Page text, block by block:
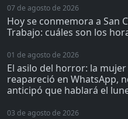
07 de agosto de 2026
Hoy se conmemora a San
Trabajo: cuáles son los
01 de agosto de 2026
El asilo del horror: la
reapareció en WhatsApp,
anticipó que hablará el
03 de agosto de 2026